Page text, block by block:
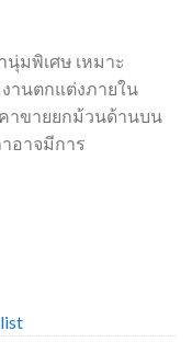
นุ่มพิเศษ เหมาะ
งานตกแต่งภายใน
คาขายยกม้วนด้านบน
อาจมีการ